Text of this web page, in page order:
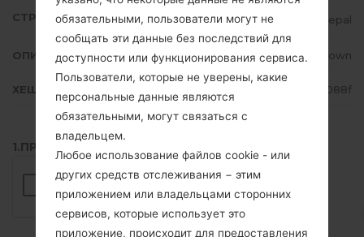
СТРАНА Nepal
ОПИСАНИЕ Unknown
ХЕШ 6dd4cd8fe134ad4677a15ae9b2d5088f
1.ПРОВЕРИТЬ НАЛИЧИЕ RECAPTCHA
обязательными, пользователи могут не
сообщать эти данные без последствий для
доступности или функционирования сервиса.
Пользователи, которые не уверены, какие
персональные данные являются
обязательными, могут связаться с
владельцем.
Любое использование файлов cookie - или
других средств отслеживания − этим
приложением или владельцами сторонних
сервисов, которые использует это
приложение, происходит для предоставления